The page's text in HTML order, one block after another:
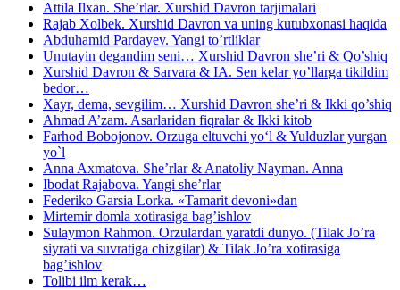
Attila Ilxan. She’rlar. Xurshid Davron tarjimalari
Rajab Xolbek. Xurshid Davron va uning kutubxonasi haqida
Abduhamid Pardayev. Yangi to’rtliklar
Unutayin degandim seni… Xurshid Davron she’ri & Qo’shiq
Xurshid Davron & Sarvara & IA. Sen kelar yo’llarga tikildim
bedor…
Xayr, dema, sevgilim… Xurshid Davron she’ri & Ikki qo’shiq
Ahmad A’zam. Asarlaridan fiqralar & Ikki kitob
Farhod Bobojonov. Orzuga eltuvchi yo‘l & Yulduzlar yurgan
yo`l
Anna Axmatova. She’rlar & Anatoliy Nayman. Anna
Ibodat Rajabova. Yangi she’rlar
Federiko Garsia Lorka. «Tamarit devoni»dan
Mirtemir domla xotirasiga bag’ishlov
Sulaymon Rahmon. Orzulardan yaratdi dunyo. (Tilak Jo’ra
siyrati va suvratiga chizgilar) & Tilak Jo’ra xotirasiga
bag’ishlov
Tolibi ilm kerak…